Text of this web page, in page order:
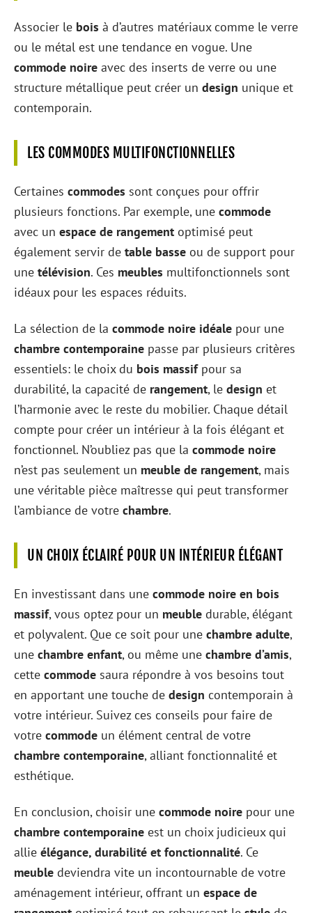
Associer le bois à d’autres matériaux comme le verre
ou le métal est une tendance en vogue. Une
commode noire avec des inserts de verre ou une
structure métallique peut créer un design unique et
contemporain.
LES COMMODES MULTIFONCTIONNELLES
Certaines commodes sont conçues pour offrir
plusieurs fonctions. Par exemple, une commode
avec un espace de rangement optimisé peut
également servir de table basse ou de support pour
une télévision. Ces meubles multifonctionnels sont
idéaux pour les espaces réduits.
La sélection de la commode noire idéale pour une
chambre contemporaine passe par plusieurs critères
essentiels: le choix du bois massifpour sa
durabilité, la capacité de rangement, le design et
l’harmonie avec le reste du mobilier. Chaque détail
compte pour créer un intérieur à la fois élégant et
fonctionnel. N’oubliez pas que la commode noire
n’est pas seulement un meuble de rangement, mais
une véritable pièce maîtresse qui peut transformer
l’ambiance de votre chambre.
UN CHOIX ÉCLAIRÉ POUR UN INTÉRIEUR ÉLÉGANT
En investissant dans une commode noire en bois
massif, vous optez pour un meuble durable, élégant
et polyvalent. Que ce soit pour une chambre adulte,
une chambre enfant, ou même une chambre d’amis,
cette commode saura répondre à vos besoins tout
en apportant une touche de design contemporain à
votre intérieur. Suivez ces conseils pour faire de
votre commode un élément central de votre
chambre contemporaine, alliant fonctionnalité et
esthétique.
En conclusion, choisir une commode noire pour une
chambre contemporaine est un choix judicieux qui
allie élégance, durabilité et fonctionnalité. Ce
meuble deviendra vite un incontournable de votre
aménagement intérieur, offrant un espace de